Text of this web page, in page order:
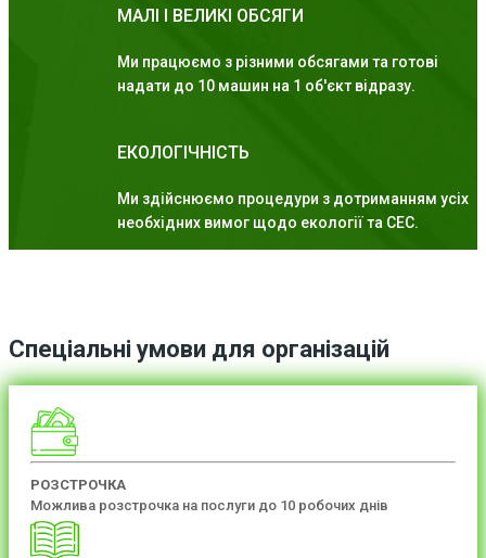
МАЛІ І ВЕЛИКІ ОБСЯГИ
Ми працюємо з різними обсягами та готові
надати до 10 машин на 1 об'єкт відразу.
ЕКОЛОГІЧНІСТЬ
Ми здійснюємо процедури з дотриманням усіх
необхідних вимог щодо екології та СЕС.
Спеціальні умови для організацій
РОЗСТРОЧКА
Можлива розстрочка на послуги до 10 робочих днів